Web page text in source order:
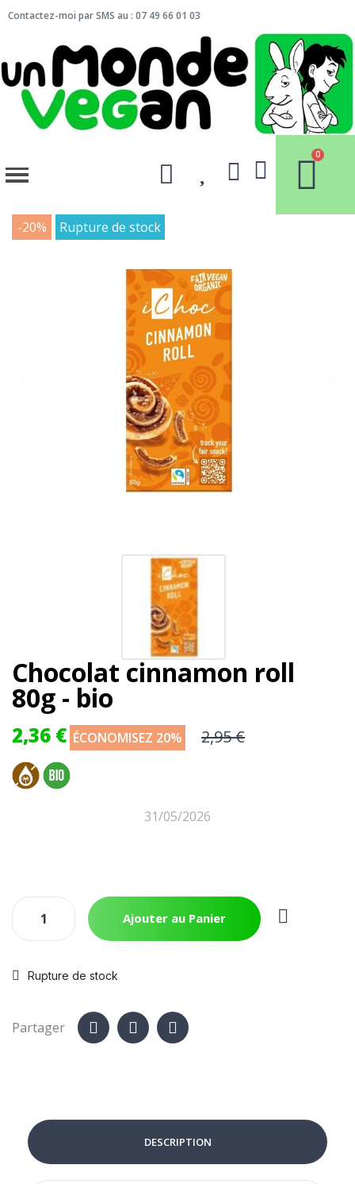
Contactez-moi par SMS au : 07 49 66 01 03
-20% Rupture de stock
Chocolat cinnamon roll
80g - bio
2,36 € ÉCONOMISEZ 20% 2,95 €
31/05/2026
Ajouter au Panier
Rupture de stock
Partager
DESCRIPTION